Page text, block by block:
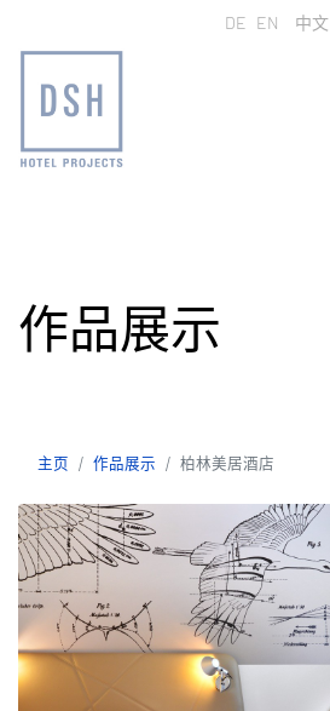
选择你的语音
DE EN 中文
作品展示
主页 作品展示 柏林美居酒店